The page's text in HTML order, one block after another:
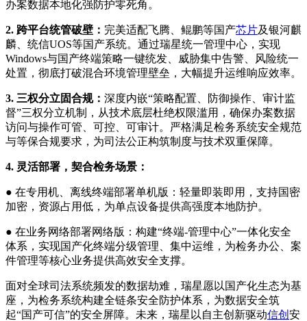
办案数据本地化强防护零死角。
2. 跨平台统管破壁： 完美适配飞腾、鲲鹏等国产芯片及银河麒
麟、统信UOS等国产系统。通过瑞星统一管理中心，实现
Windows与国产终端策略一键统发、威胁集中告警、风险统一
处置，彻底打破混合环境管理壁垒，大幅提升运维响应效率。
3. 三权分立固合规： 深度内嵌“策略配置、防御操作、审计监
督”三权分立机制，从技术底层杜绝权限滥用，确保办案数据
访问与操作可管、可控、可审计。严格满足检务系统安全规范
与等保合规要求，为司法公正构筑制度与技术双重保障。
4. 灵活部署，契合检务场景：
● 在专用机、离线终端部署单机版：轻量即装即用，支持国密
加密，资源占用低，为单点设备提供高强度本地防护。
● 在业务网络部署网络版：构建“终端-管理中心”一体化安全
体系，实现国产化终端分级管理、集中运维，为检务办公、案
件管理等核心业务提供高效安全支撑。
面对全球司法系统频发的数据劫难，瑞星愿以国产化生态为基
座，为检务系统构建全链条安全防护体系，为数据安全筑
起“国产可信”的安全屏障。未来，瑞星以自主创新驱动信创 安